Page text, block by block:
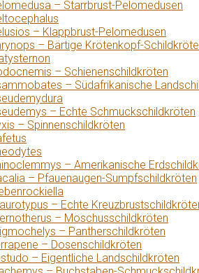
– Starrbrust-Pelomedusen
– Klappbrust-Pelomedusen
– Bärtige Krötenkopf-
– Schienenschildkröten
– Südafrikanische
– Echte Schmuckschildkröten
– Spinnenschildkröten
– Amerikanische
– Pfauenaugen-Sumpfschildkröten
– Echte
– Moschusschildkröten
– Pantherschildkröten
– Dosenschildkröten
– Eigentliche Landschildkröten